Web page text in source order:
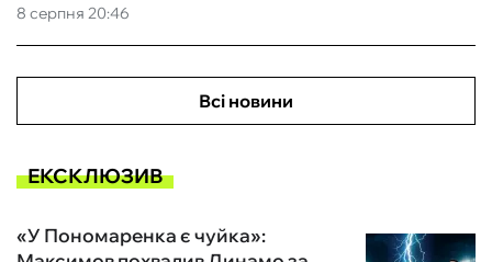
8 серпня 20:46
Всі новини
ЕКСКЛЮЗИВ
«У Пономаренка є чуйка»: